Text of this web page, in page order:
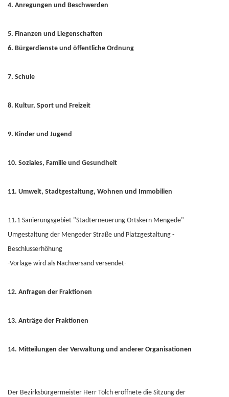
4. Anregungen und Beschwerden
5. Finanzen und Liegenschaften
6. Bürgerdienste und öffentliche Ordnung
7. Schule
8. Kultur, Sport und Freizeit
9. Kinder und Jugend
10. Soziales, Familie und Gesundheit
11. Umwelt, Stadtgestaltung, Wohnen und Immobilien
11.1 Sanierungsgebiet "Stadterneuerung Ortskern Mengede"
Umgestaltung der Mengeder Straße und Platzgestaltung -
Beschlusserhöhung
-Vorlage wird als Nachversand versendet-
12. Anfragen der Fraktionen
13. Anträge der Fraktionen
14. Mitteilungen der Verwaltung und anderer Organisationen
Der Bezirksbürgermeister Herr Tölch eröffnete die Sitzung der